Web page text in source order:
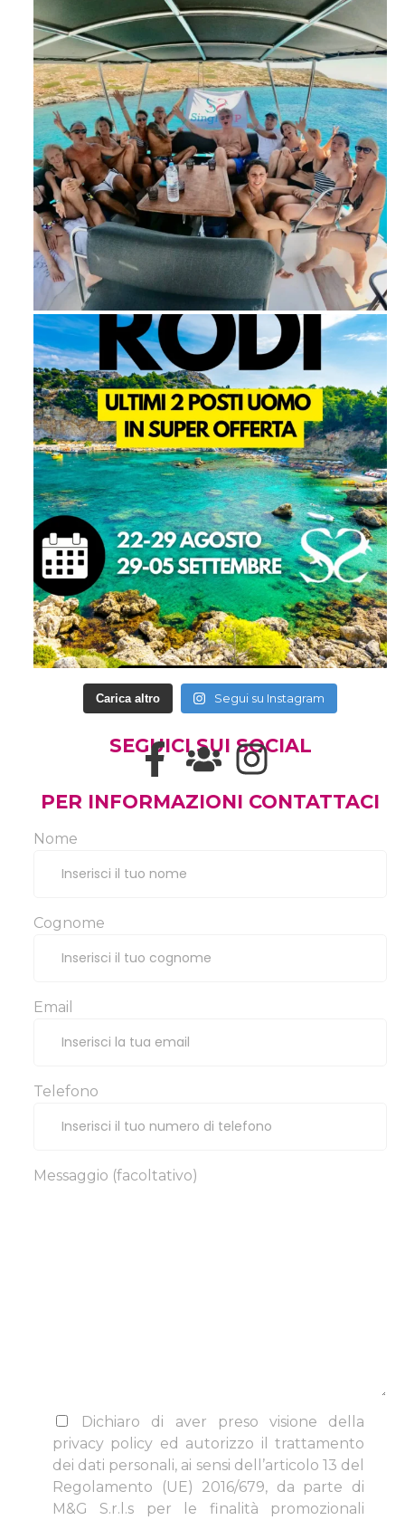
Carica altro Segui su Instagram
SEGUICI SUI SOCIAL
PER INFORMAZIONI CONTATTACI
Nome
Cognome
Email
Telefono
Messaggio (facoltativo)
Dichiaro di aver preso visione della
privacy policy ed autorizzo il trattamento
dei dati personali, ai sensi dell’articolo 13 del
Regolamento (UE) 2016/679, da parte di
M&G S.r.l.s per le finalità promozionali